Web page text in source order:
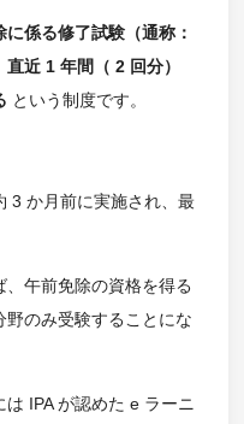
に係る修了試験（通称：
直近 1 年間（ 2 回分）
という制度です。
3 か月前に実施され、最
午前免除の資格を得る
野のみ受験することにな
IPA が認めた e ラーニ